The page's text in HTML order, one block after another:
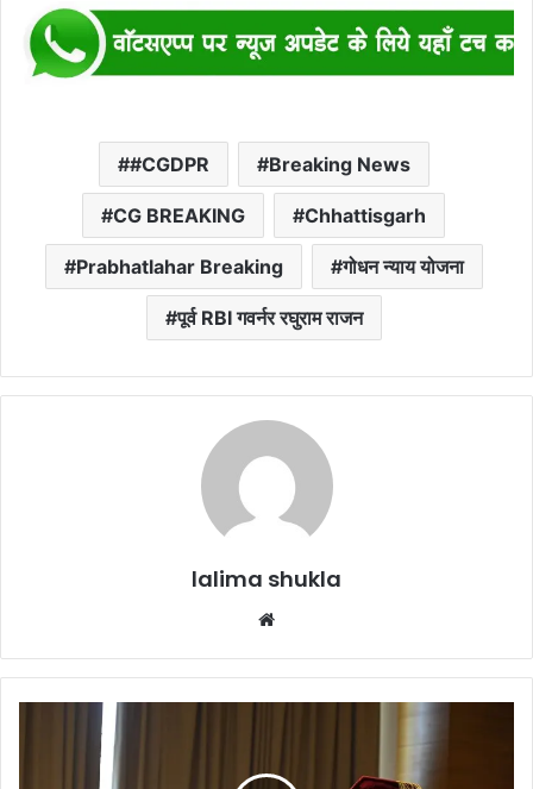
#CGDPR Breaking News
CG BREAKING Chhattisgarh
Prabhatlahar Breaking गोधन न्याय योजना
पूर्व RBI गवर्नर रघुराम राजन
lalima shukla